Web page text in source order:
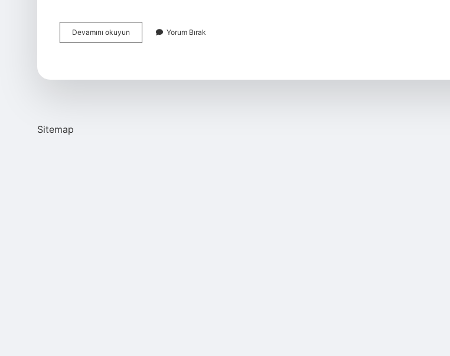
Devamını okuyun
Bitkileri
Yorum Bırak
Sitemap